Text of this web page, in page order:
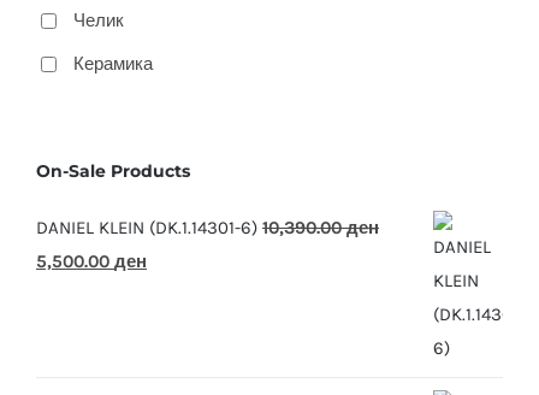
Челик
Керамика
On-Sale Products
DANIEL KLEIN (DK.1.14301-6) 10,390.00ден
Original
5,500.00 ден